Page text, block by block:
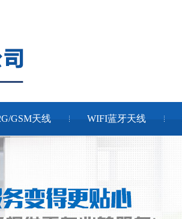
GSM天线 WIFI蓝牙天线